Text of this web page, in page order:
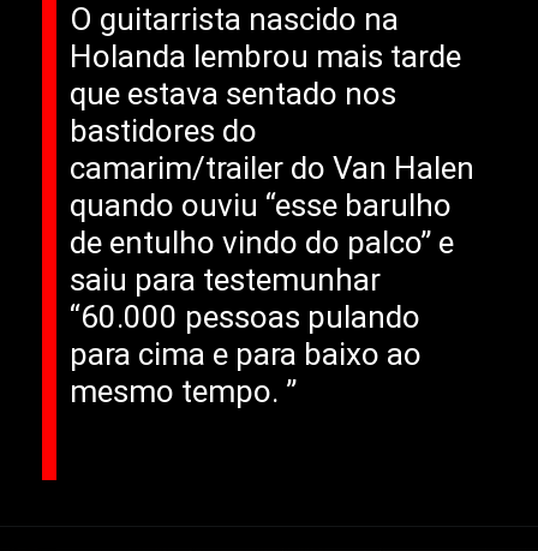
O guitarrista nascido na
Holanda lembrou mais tarde
que estava sentado nos
bastidores do
camarim/trailer do Van Halen
quando ouviu “esse barulho
de entulho vindo do palco” e
saiu para testemunhar
“60.000 pessoas pulando
para cima e para baixo ao
mesmo tempo. ”